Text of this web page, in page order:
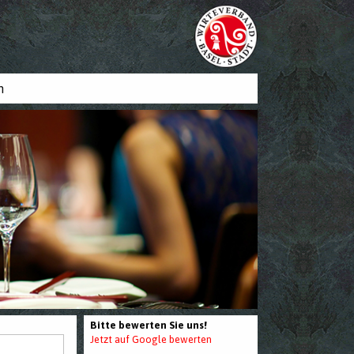
Bitte bewerten Sie uns!
Jetzt auf Google bewerten